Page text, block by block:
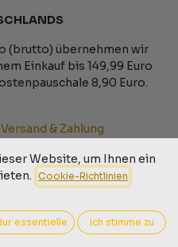
(brutto) übernehmen wir
Einkauf bis 149,99 Euro
8,90 Euro.
Versand & Zahlung
über 500 Euro werden von
DHL nicht vollständig
Website, um Ihnen ein
Cookie-Richtlinien
essentielle Ich stimme zu